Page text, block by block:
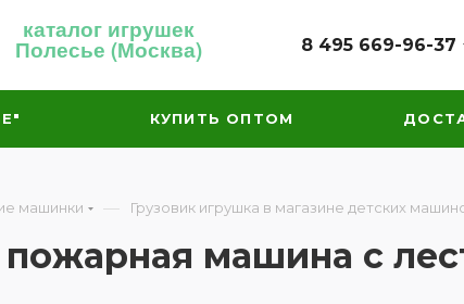
каталог игрушек
Полесье (Москва) 8 495 669-96-37
КУПИТЬ ОПТОМ
машинки — Грузовик игрушка в магазине детских
машина с